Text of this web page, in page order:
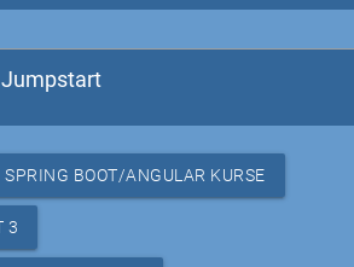
SPRING BOOT/ANGULAR KURSE
3